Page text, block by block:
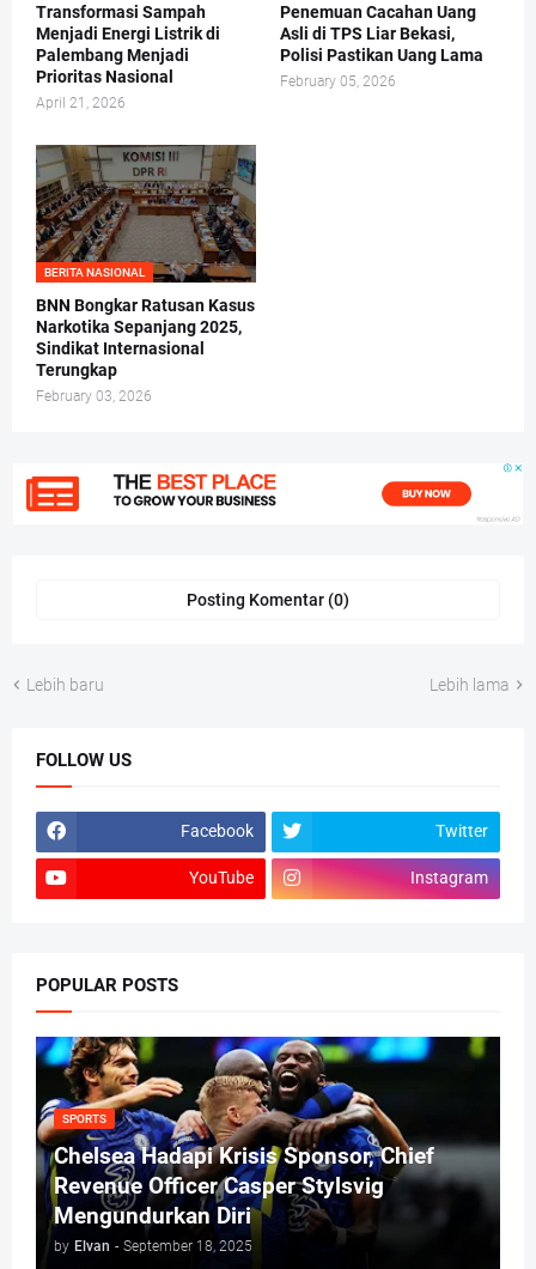
Transformasi Sampah
Menjadi Energi Listrik di
Palembang Menjadi
Prioritas Nasional
April 21, 2026
Penemuan Cacahan Uang
Asli di TPS Liar Bekasi,
Polisi Pastikan Uang Lama
February 05, 2026
BERITA NASIONAL
BNN Bongkar Ratusan Kasus
Narkotika Sepanjang 2025,
Sindikat Internasional
Terungkap
February 03, 2026
Posting Komentar (0)
Lebih baru Lebih lama
FOLLOW US
Facebook Twitter
YouTube Instagram
POPULAR POSTS
SPORTS
Chelsea Hadapi Krisis Sponsor, Chief
Revenue Officer Casper Stylsvig
Mengundurkan Diri
by Elvan - September 18, 2025